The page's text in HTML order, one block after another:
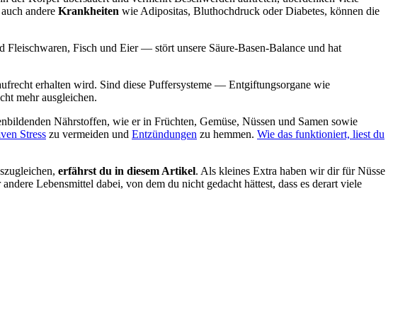
andere Krankheiten wie Adipositas, Bluthochdruck oder Diabetes, können die
Fisch und Eier — stört unsere Säure-Basen-Balance und hat
erhalten wird. Sind diese Puffersysteme — Entgiftungsorgane wie
mehr ausgleichen.
Nährstoffen, wie er in Früchten, Gemüse, Nüssen und Samen sowie
Stress zu vermeiden und Entzündungen zu hemmen. Wie das funktioniert, liest du
erfährst du in diesem Artikel. Als kleines Extra haben wir dir für Nüsse
Lebensmittel dabei, von dem du nicht gedacht hättest, dass es derart viele